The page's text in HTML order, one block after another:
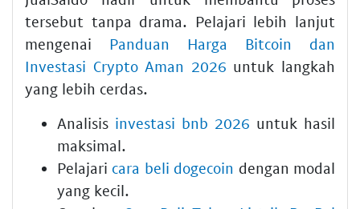
tersebut tanpa drama. Pelajari lebih lanjut
mengenai Panduan Harga Bitcoin dan
Investasi Crypto Aman 2026 untuk langkah
yang lebih cerdas.
Analisis investasi bnb 2026 untuk hasil
maksimal.
Pelajari cara beli dogecoin dengan modal
yang kecil.